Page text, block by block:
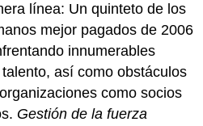
línea: Un quinteto de los
mejor pagados de 2006
innumerables
así como obstáculos
como socios
Gestión de la fuerza